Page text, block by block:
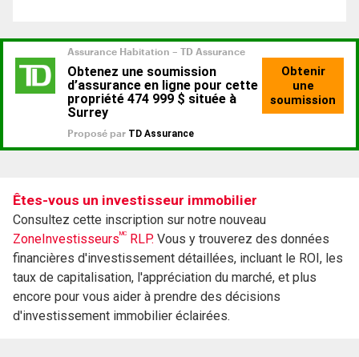
Êtes-vous un investisseur immobilier
Consultez cette inscription sur notre nouveau
ZoneInvestisseursMC RLP. Vous y trouverez des données
financières d'investissement détaillées, incluant le ROI, les
taux de capitalisation, l'appréciation du marché, et plus
encore pour vous aider à prendre des décisions
d'investissement immobilier éclairées.